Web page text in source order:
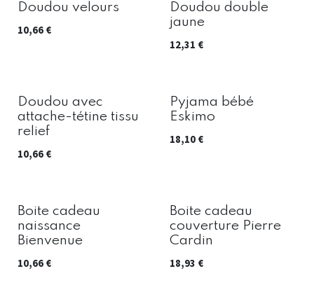
Doudou velours
10,66 €
Doudou double
jaune
12,31 €
Doudou avec
attache-tétine tissu
relief
10,66 €
Pyjama bébé
Eskimo
18,10€
Boite cadeau
naissance
Bienvenue
10,66 €
Boite cadeau
couverture Pierre
Cardin
18,93 €